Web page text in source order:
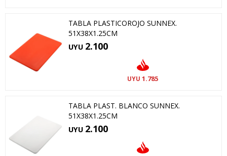
TABLA PLASTICOROJO SUNNEX.
51X38X1.25CM
UYU 2.100
UYU 1.785
TABLA PLAST. BLANCO SUNNEX.
51X38X1.25CM
UYU 2.100